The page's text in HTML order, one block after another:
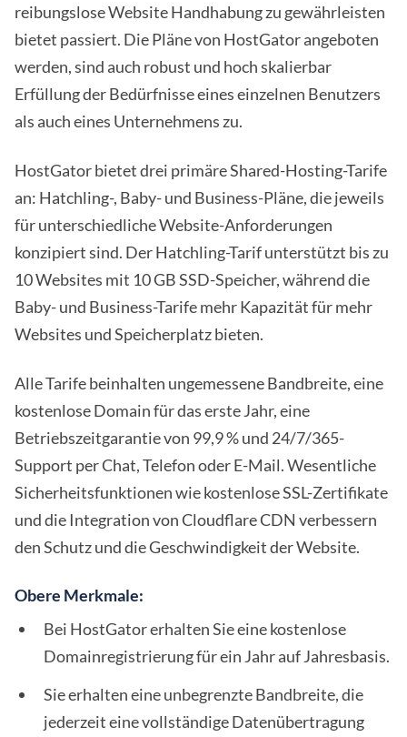
reibungslose Website Handhabung zu gewährleisten
bietet passiert. Die Pläne von HostGator angeboten
werden, sind auch robust und hoch skalierbar
Erfüllung der Bedürfnisse eines einzelnen Benutzers
als auch eines Unternehmens zu.
HostGator bietet drei primäre Shared-Hosting-Tarife
an: Hatchling-, Baby- und Business-Pläne, die jeweils
für unterschiedliche Website-Anforderungen
konzipiert sind. Der Hatchling-Tarif unterstützt bis zu
10 Websites mit 10 GB SSD-Speicher, während die
Baby- und Business-Tarife mehr Kapazität für mehr
Websites und Speicherplatz bieten.
Alle Tarife beinhalten ungemessene Bandbreite, eine
kostenlose Domain für das erste Jahr, eine
Betriebszeitgarantie von 99,9 % und 24/7/365-
Support per Chat, Telefon oder E-Mail. Wesentliche
Sicherheitsfunktionen wie kostenlose SSL-Zertifikate
und die Integration von Cloudflare CDN verbessern
den Schutz und die Geschwindigkeit der Website.
Obere Merkmale:
Bei HostGator erhalten Sie eine kostenlose
Domainregistrierung für ein Jahr auf Jahresbasis.
Sie erhalten eine unbegrenzte Bandbreite, die
jederzeit eine vollständige Datenübertragung